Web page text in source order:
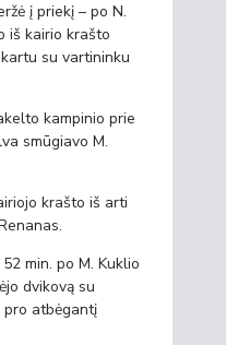
į priekį – po N.
iš kairio krašto
su vartininku
kampinio prie
smūgiavo M.
krašto iš arti
min. po M. Kuklio
dvikovą su
pro atbėgantį